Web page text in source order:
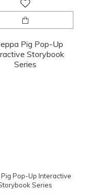
Pop-Up Interactive
Series